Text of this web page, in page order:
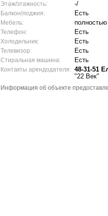
Этаж/этажность:
-/
Балкон/лоджия:
Есть
Мебель:
полностью
Телефон:
Есть
Холодильник:
Есть
Телевизор:
Есть
Стиральная машина:
Есть
Контакты арендодателя: 48-31-51
"22 Век"
Информация об объекте